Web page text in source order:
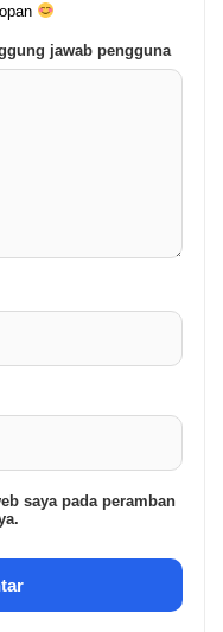
jawab pengguna
saya pada peramban